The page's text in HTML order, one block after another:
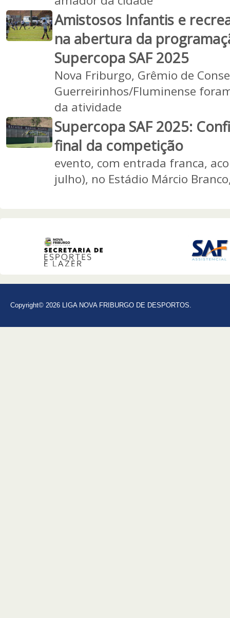
Amistosos Infantis e
na abertura da
Supercopa SAF 2025
Nova Friburgo, Grêmio de
Guerreirinhos/Fluminense
da atividade
Supercopa SAF 2025:
final da competição
evento, com entrada franca,
julho), no Estádio Márcio
Copyright© 2026 LIGA NOVA FRIBURGO DE DESPORTOS.